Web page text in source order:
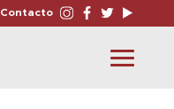
Contacto
Toggle
navigation